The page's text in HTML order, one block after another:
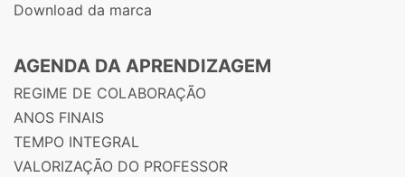
Download da marca
AGENDA DA APRENDIZAGEM
REGIME DE COLABORAÇÃO
ANOS FINAIS
TEMPO INTEGRAL
VALORIZAÇÃO DO PROFESSOR